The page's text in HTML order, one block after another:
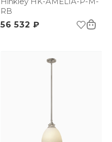
RB
56 532 ₽